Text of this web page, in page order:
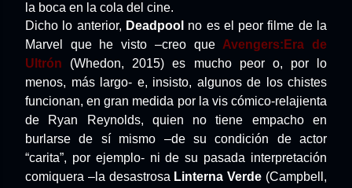
la boca en la cola del cine.
Dicho lo anterior, Deadpool no es el peor filme de la
Marvel que he visto –creo que Avengers:Era de
Ultrón (Whedon, 2015) es mucho peor o, por lo
menos, más largo- e, insisto, algunos de los chistes
funcionan, en gran medida por la vis cómico-relajienta
de Ryan Reynolds, quien no tiene empacho en
burlarse de sí mismo –de su condición de actor
“carita”, por ejemplo- ni de su pasada interpretación
comiquera –la desastrosa Linterna Verde (Campbell,